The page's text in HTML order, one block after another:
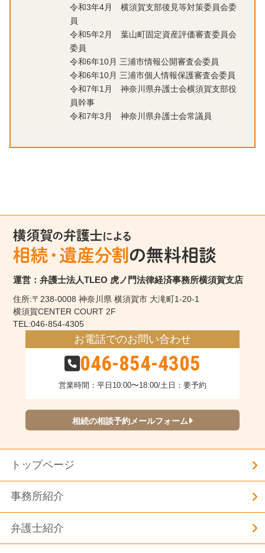
令和3年4月 横須賀支部後見等対策委員会委
員
令和5年2月 葉山町固定資産評価審査委員会
委員
令和6年10月 三浦市情報公開審査会委員
令和6年10月 三浦市個人情報保護審査会委員
令和7年1月 神奈川県弁護士会横須賀支部役
員幹事
令和7年3月 神奈川県弁護士会常議員
運営：弁護士法人TLEO 虎ノ門法律経済事務所横須賀支店
住所:〒238-0008 神奈川県 横須賀市 大滝町1-20-1
横須賀CENTER COURT 2F
TEL:046-854-4305
お電話でのお問い合わせ
046-854-4305
営業時間：平日10:00〜18:00/土日：要予約
相続の相談予約メールフォーム
トップページ
事務所紹介
弁護士紹介